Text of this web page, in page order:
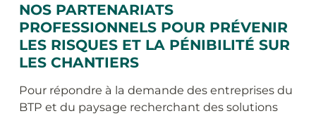
NOS PARTENARIATS
PROFESSIONNELS POUR PRÉVENIR
LES RISQUES ET LA PÉNIBILITÉ SUR
LES CHANTIERS
Pour répondre à la demande des entreprises du
BTP et du paysage recherchant des solutions